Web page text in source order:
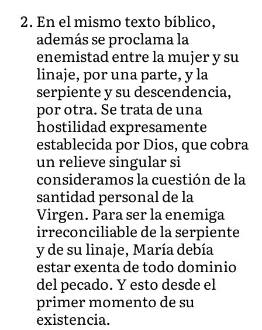
En el mismo texto bíblico,
además se proclama la
enemistad entre la mujer y su
linaje, por una parte, y la
serpiente y su descendencia,
por otra. Se trata de una
hostilidad expresamente
establecida por Dios, que cobra
un relieve singular si
consideramos la cuestión de la
santidad personal de la
Virgen. Para ser la enemiga
irreconciliable de la serpiente
y de su linaje, María debía
estar exenta de todo dominio
del pecado. Y esto desde el
primer momento de su
existencia.